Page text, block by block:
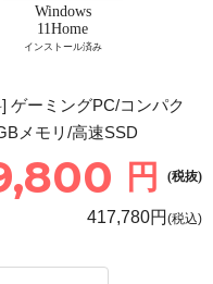
Windows
11Home
インストール済み
ゲーミングPC/コンパク
メモリ/高速SSD
円 (税抜)
417,780円 (税込)